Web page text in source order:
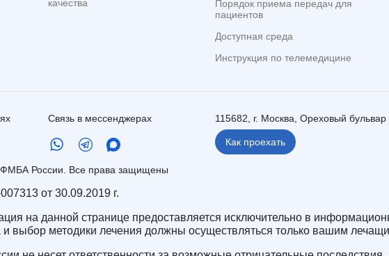
качества
Порядок приема передач для
пациентов
Доступная среда
Инструкция по телемедицине
Связь в мессенджерах
России. Все права защищены
115682, г. Москва, Ореховый бульвар
Как проехать
от 30.09.2019 г.
на данной странице предоставляется исключительно в
и выбор методики лечения должны осуществляться только вашим